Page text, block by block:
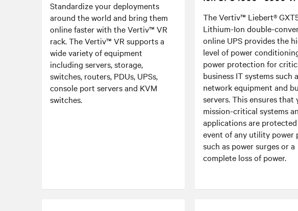
Standardize your deployments
around the world and bring them
online faster with the Vertiv™ VR
rack. The Vertiv™ VR supports a
wide variety of equipment
including servers, storage,
switches, routers, PDUs, UPSs,
console port servers and KVM
switches.
The Vertiv™ Liebert®
Lithium-Ion double-
online UPS provides the
level of power
power protection for
business IT systems such
network equipment and
servers. This ensures that
mission-critical systems
applications are
event of any utility power
such as power surges or a
complete loss of power.